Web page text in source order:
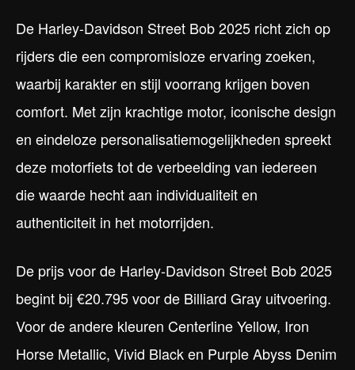
De Harley-Davidson Street Bob 2025 richt zich op
rijders die een compromisloze ervaring zoeken,
waarbij karakter en stijl voorrang krijgen boven
comfort. Met zijn krachtige motor, iconische design
en eindeloze personalisatiemogelijkheden spreekt
deze motorfiets tot de verbeelding van iedereen
die waarde hecht aan individualiteit en
authenticiteit in het motorrijden.
De prijs voor de Harley-Davidson Street Bob 2025
begint bij €20.795 voor de Billiard Gray uitvoering.
Voor de andere kleuren Centerline Yellow, Iron
Horse Metallic, Vivid Black en Purple Abyss Denim